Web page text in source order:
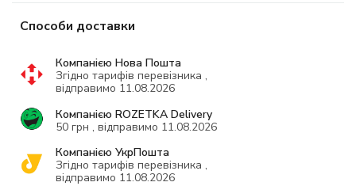
Способи доставки
Компанією Нова Пошта
Згідно тарифів перевізника ,
відправимо 11.08.2026
Компанією ROZETKA Delivery
50 грн , відправимо 11.08.2026
Компанією УкрПошта
Згідно тарифів перевізника ,
відправимо 11.08.2026